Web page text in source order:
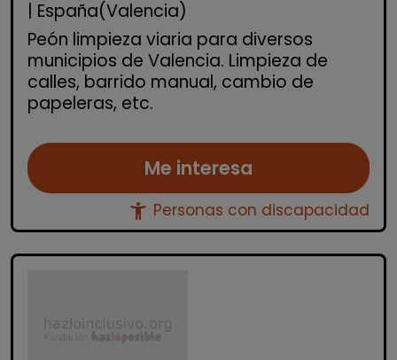
| España(Valencia)
Peón limpieza viaria para diversos
municipios de Valencia. Limpieza de
calles, barrido manual, cambio de
papeleras, etc.
Me interesa
accessibility_new Personas con discapacidad